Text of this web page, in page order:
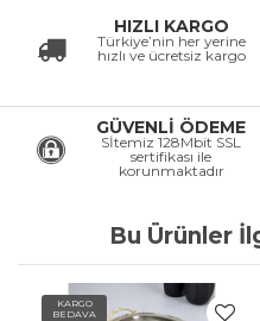
HIZLI KARGO
Türkiye’nin her yerine
hızlı ve ücretsiz kargo
GÜVENLİ ÖDEME
Sİtemiz 128Mbit SSL
sertifikası ile
korunmaktadır
Bu Ürünler
KARGO
BEDAVA